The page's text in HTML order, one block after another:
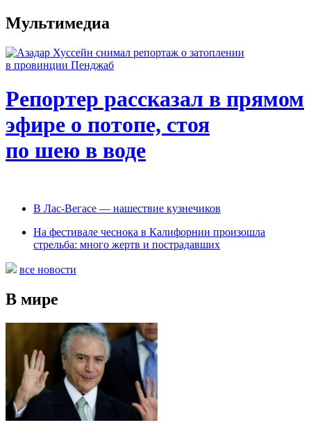
Мультимедиа
Репортер рассказал в прямом
эфире о потопе, стоя
по шею в воде
В Лас-Вегасе — нашествие кузнечиков
На фестивале чеснока в Калифорнии произошла
стрельба: много жертв и пострадавших
все новости
В мире